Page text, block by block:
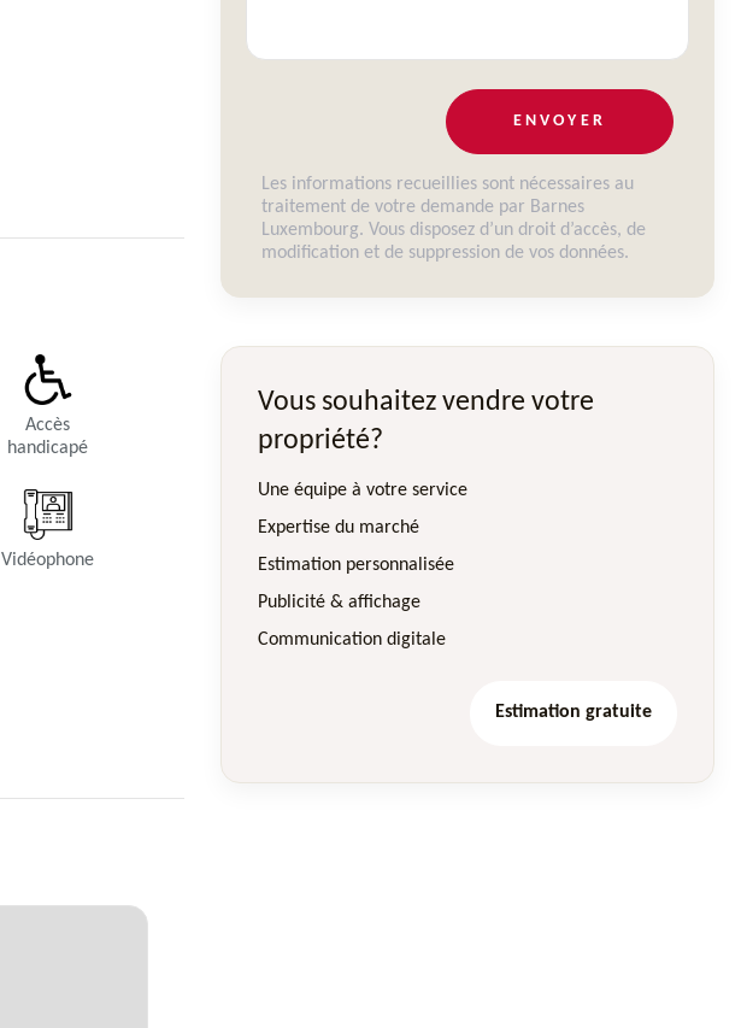
Accès
handicapé
Vidéophone
ENVOYER
Les informations recueillies sont nécessaires au
traitement de votre demande par Barnes
Luxembourg. Vous disposez d’un droit d’accès, de
modification et de suppression de vos données.
Vous souhaitez vendre votre
propriété?
Une équipe à votre service
Expertise du marché
Estimation personnalisée
Publicité & affichage
Communication digitale
Estimation gratuite